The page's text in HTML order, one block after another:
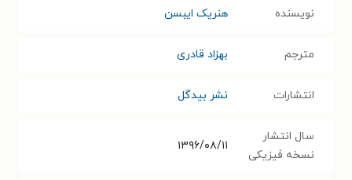
نویسنده هنریک ایبسن
مترجم بهزاد قادری
انتشارات نشر بیدگل
سال انتشار
نسخه فیزیکی
۱۳۹۶/۰۸/۱۱